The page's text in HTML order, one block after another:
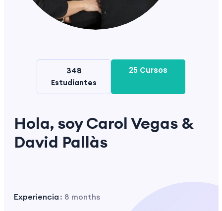
348
Estudiantes
25 Cursos
Hola, soy Carol Vegas &
David Pallàs
Experiencia : 8 months